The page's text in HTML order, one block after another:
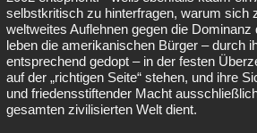
selbstkritisch zu hinterfragen, warum sich
weltweites Auflehnen gegen die Dominanz
leben die amerikanischen Bürger – durch
entsprechend gedopt – in der festen
auf der „richtigen Seite“ stehen, und ihre
und friedensstiftender Macht
gesamten zivilisierten Welt dient.